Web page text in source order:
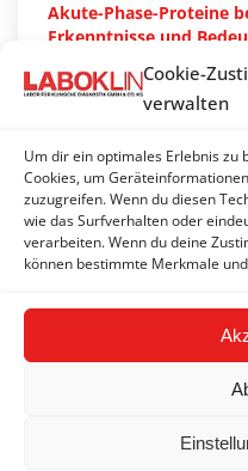
Cookie-
verwalten
Um dir ein optimales Erlebnis zu
Cookies, um
zuzugreifen. Wenn du diesen
wie das Surfverhalten oder
verarbeiten. Wenn du deine
können bestimmte Merkmale
Akute-Phase-Proteine
Erkenntnisse und
27. Januar 2026
Suchen…
Search: